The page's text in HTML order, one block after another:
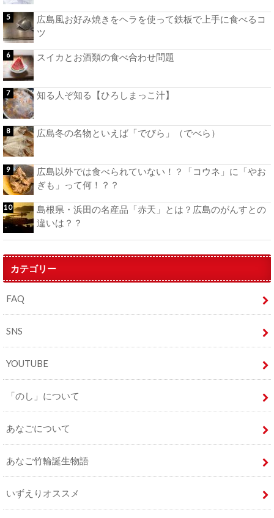
広島風お好み焼きをヘラを使って鉄板で上手に食べるコ
ツ
スイカとお酒類の食べ合わせ問題
知る人ぞ知る【ひろしまっこ汁】
広島冬の名物といえば「でびら」（でべら）
広島以外では食べられていない！？「コウネ」に「やお
ぎも」って何！？？
島根県・浜田の名産品「赤天」とは？広島のがんすとの
違いは？？
カテゴリー
FAQ
SNS
YOUTUBE
「のし」について
あなごについて
あなご竹輪誕生物語
いずえりオススメ